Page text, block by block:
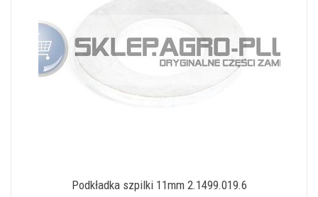
Podkładka szpilki 11mm 2.1499.019.6